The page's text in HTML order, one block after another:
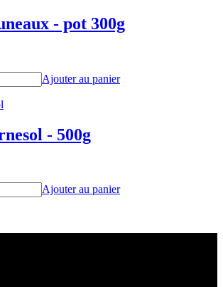
- pot 300g
Ajouter au panier
- 500g
Ajouter au panier